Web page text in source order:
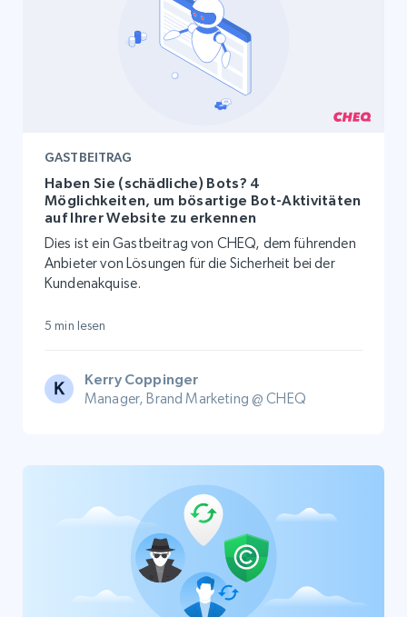
GASTBEITRAG
Haben Sie (schädliche) Bots? 4
Möglichkeiten, um bösartige Bot-Aktivitäten
auf Ihrer Website zu erkennen
Dies ist ein Gastbeitrag von CHEQ, dem führenden
Anbieter von Lösungen für die Sicherheit bei der
Kundenakquise.
5 min lesen
Kerry Coppinger
Manager, Brand Marketing @ CHEQ